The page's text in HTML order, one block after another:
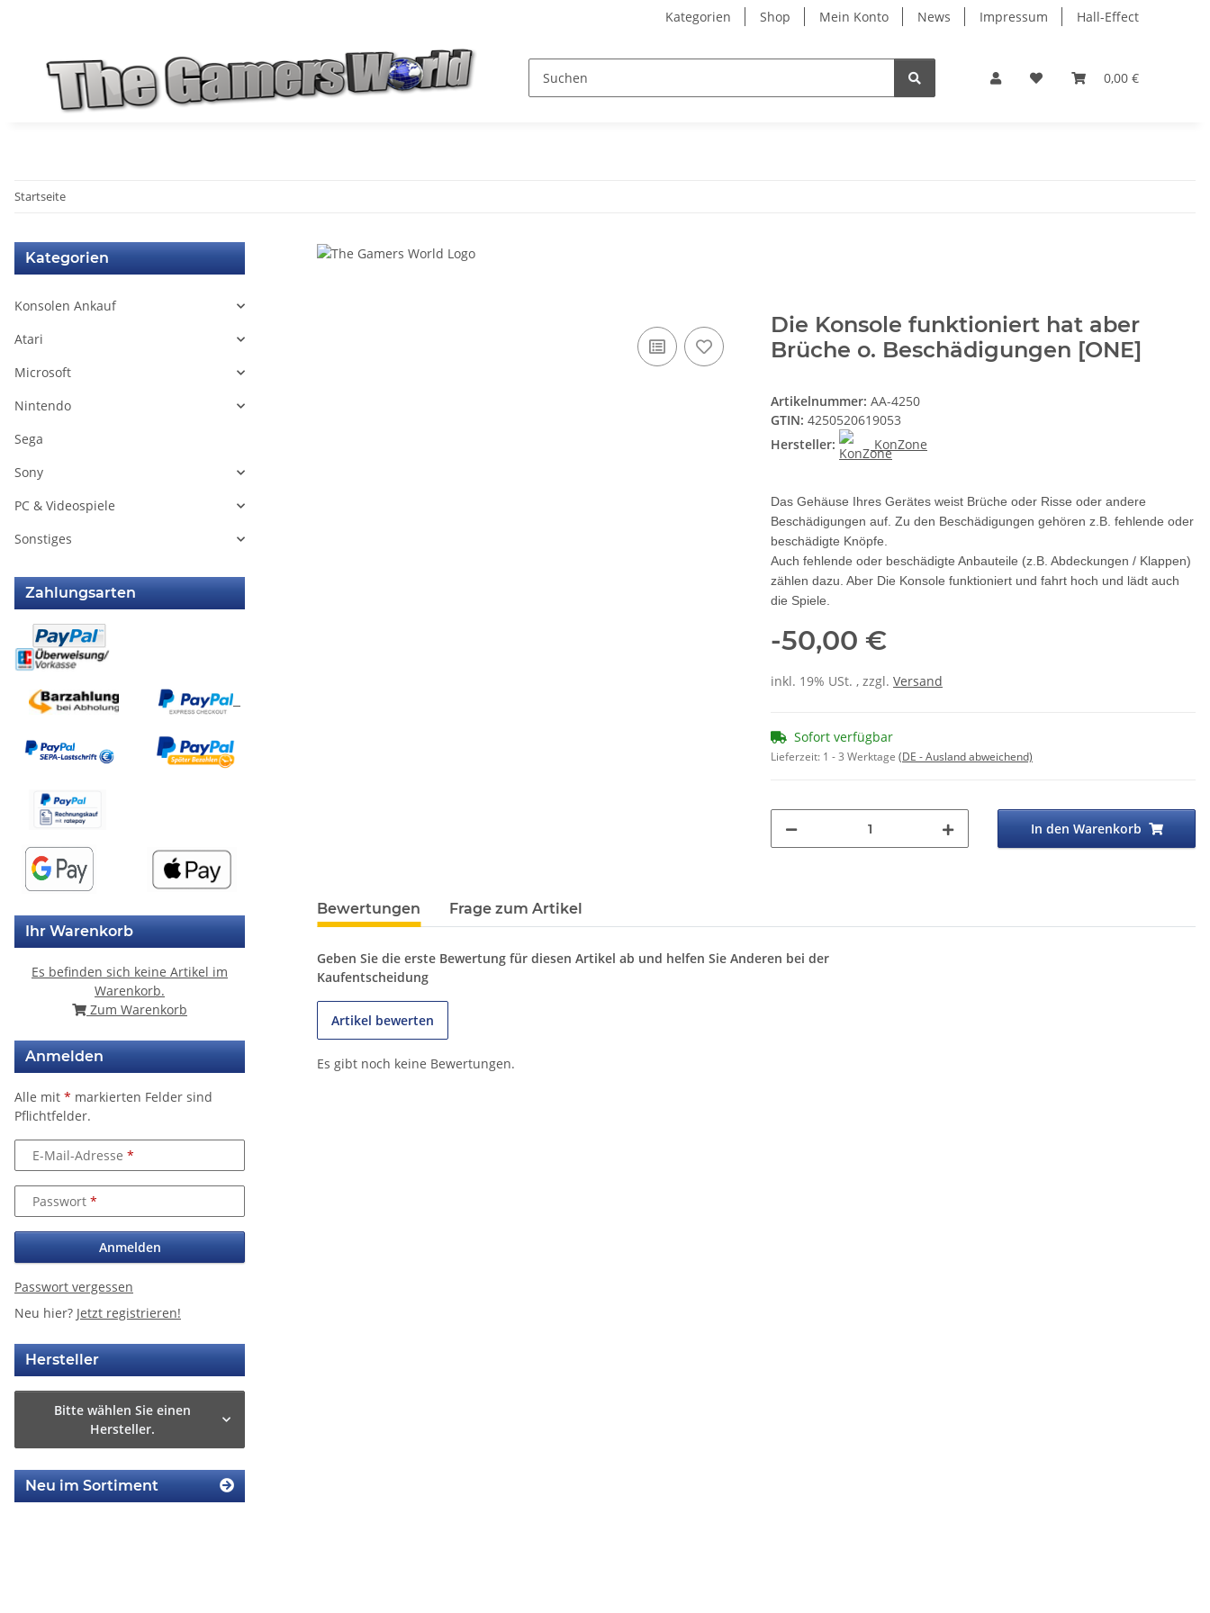
Kategorien Shop Mein Konto News Impressum Hall-Effect
0,00 €
Startseite
Die Konsole funktioniert hat aber
Brüche o. Beschädigungen [ONE]
Artikelnummer: AA-4250
GTIN: 4250520619053
Hersteller:
KonZone
Das Gehäuse Ihres Gerätes weist Brüche oder Risse oder andere
Beschädigungen auf. Zu den Beschädigungen gehören z.B. fehlende oder
beschädigte Knöpfe.
Auch fehlende oder beschädigte Anbauteile (z.B. Abdeckungen / Klappen)
zählen dazu. Aber Die Konsole funktioniert und fahrt hoch und lädt auch
die Spiele.
-50,00 €
inkl. 19% USt. , zzgl. Versand
Sofort verfügbar
Lieferzeit: 1 - 3 Werktage (DE - Ausland abweichend)
In den Warenkorb
Bewertungen Frage zum Artikel
Geben Sie die erste Bewertung für diesen Artikel ab und helfen Sie Anderen bei der
Kaufentscheidung
Artikel bewerten
Es gibt noch keine Bewertungen.
Kategorien
Konsolen Ankauf
Atari
Microsoft
Nintendo
Sega
Sony
PC & Videospiele
Sonstiges
Zahlungsarten
Ihr Warenkorb
Es befinden sich keine Artikel im
Warenkorb.
Zum Warenkorb
Anmelden
Alle mit * markierten Felder sind
Pflichtfelder.
E-Mail-Adresse
Passwort
Anmelden
Passwort vergessen
Neu hier? Jetzt registrieren!
Hersteller
Bitte wählen Sie einen
Hersteller.
Neu im Sortiment